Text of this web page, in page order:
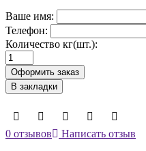
Ваше имя:
Телефон:
Количество кг(шт.):
Оформить заказ
В закладки
0 отзывов Написать отзыв